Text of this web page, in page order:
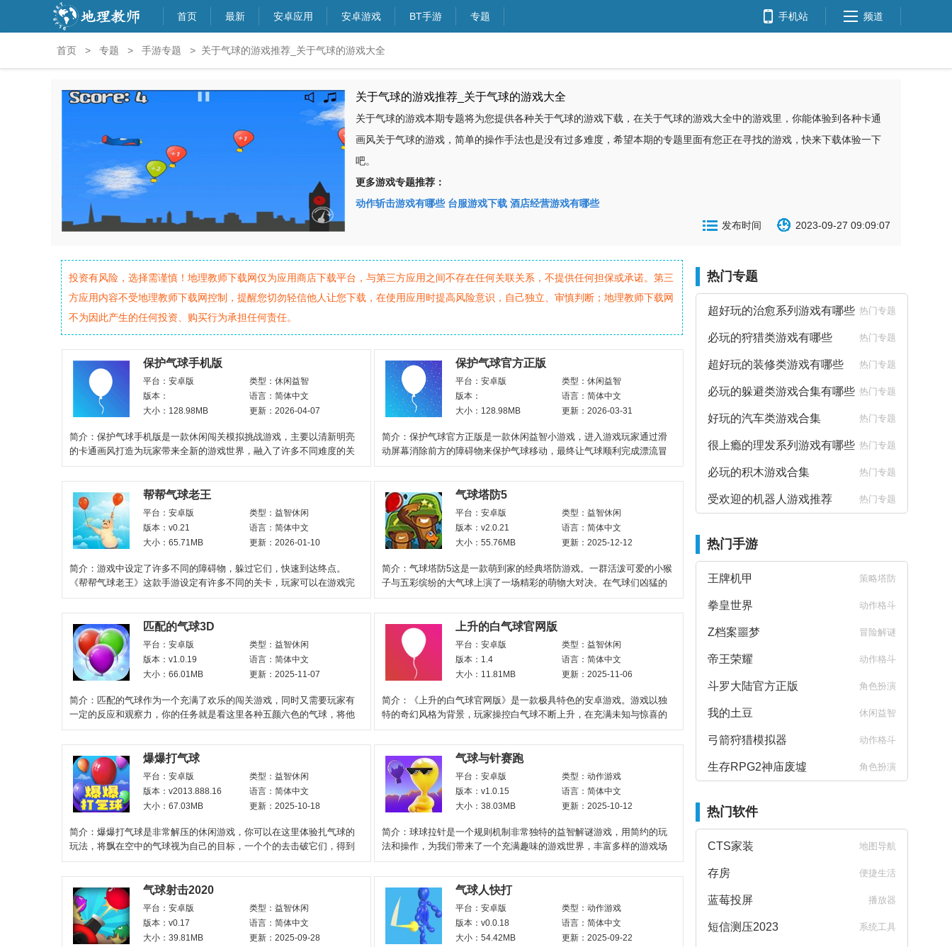
首页 最新 安卓应用 安卓游戏 BT手游 专题 手机站 频道
首页 > 专题 > 手游专题 > 关于气球的游戏推荐_关于气球的游戏大全
关于气球的游戏推荐_关于气球的游戏大全
关于气球的游戏本期专题将为您提供各种关于气球的游戏下载，在关于气球的游戏大全中的游戏里，你能体验到各种卡通
画风关于气球的游戏，简单的操作手法也是没有过多难度，希望本期的专题里面有您正在寻找的游戏，快来下载体验一下
吧。
更多游戏专题推荐：
动作斩击游戏有哪些 台服游戏下载 酒店经营游戏有哪些
2023-09-27 09:09:07
发布时间
投资有风险，选择需谨慎！地理教师下载网仅为应用商店下载平台，与第三方应用之间不存在任何关联关系，不提供任何担保或承诺。第三
方应用内容不受地理教师下载网控制，提醒您切勿轻信他人让您下载，在使用应用时提高风险意识，自己独立、审慎判断；地理教师下载网
不为因此产生的任何投资、购买行为承担任何责任。
保护气球手机版
平台：安卓版
类型：休闲益智
版本：
语言：简体中文
大小：128.98MB
更新：2026-04-07
简介：保护气球手机版是一款休闲闯关模拟挑战游戏，主要以清新明亮
的卡通画风打造为玩家带来全新的游戏世界，融入了许多不同难度的关
卡等待挑战，将操控
保护气球官方正版
平台：安卓版
类型：休闲益智
版本：
语言：简体中文
大小：128.98MB
更新：2026-03-31
简介：保护气球官方正版是一款休闲益智小游戏，进入游戏玩家通过滑
动屏幕消除前方的障碍物来保护气球移动，最终让气球顺利完成漂流冒
险或成功抵达终点
帮帮气球老王
平台：安卓版
类型：益智休闲
版本：v0.21
语言：简体中文
大小：65.71MB
更新：2026-01-10
简介：游戏中设定了许多不同的障碍物，躲过它们，快速到达终点。
《帮帮气球老王》这款手游设定有许多不同的关卡，玩家可以在游戏完
成不同的关卡，每次完成
气球塔防5
平台：安卓版
类型：益智休闲
版本：v2.0.21
语言：简体中文
大小：55.76MB
更新：2025-12-12
简介：气球塔防5这是一款萌到家的经典塔防游戏。一群活泼可爱的小猴
子与五彩缤纷的大气球上演了一场精彩的萌物大对决。在气球们凶猛的
攻势下，小猴
匹配的气球3D
平台：安卓版
类型：益智休闲
版本：v1.0.19
语言：简体中文
大小：66.01MB
更新：2025-11-07
简介：匹配的气球作为一个充满了欢乐的闯关游戏，同时又需要玩家有
一定的反应和观察力，你的任务就是看这里各种五颜六色的气球，将他
们互相之间对应，进行
上升的白气球官网版
平台：安卓版
类型：益智休闲
版本：1.4
语言：简体中文
大小：11.81MB
更新：2025-11-06
简介：《上升的白气球官网版》是一款极具特色的安卓游戏。游戏以独
特的奇幻风格为背景，玩家操控白气球不断上升，在充满未知与惊喜的
天空世界中展开冒
爆爆打气球
平台：安卓版
类型：益智休闲
版本：v2013.888.16
语言：简体中文
大小：67.03MB
更新：2025-10-18
简介：爆爆打气球是非常解压的休闲游戏，你可以在这里体验扎气球的
玩法，将飘在空中的气球视为自己的目标，一个个的去击破它们，得到
更多的分数。游戏的操
气球与针赛跑
平台：安卓版
类型：动作游戏
版本：v1.0.15
语言：简体中文
大小：38.03MB
更新：2025-10-12
简介：球球拉针是一个规则机制非常独特的益智解谜游戏，用简约的玩
法和操作，为我们带来了一个充满趣味的游戏世界，丰富多样的游戏场
景，不同难度的关卡，给
气球射击2020
平台：安卓版
类型：益智休闲
版本：v0.17
语言：简体中文
大小：39.81MB
更新：2025-09-28
气球人快打
平台：安卓版
类型：动作游戏
版本：v0.0.18
语言：简体中文
大小：54.42MB
更新：2025-09-22
热门专题
超好玩的治愈系列游戏有哪些 热门专题
必玩的狩猎类游戏有哪些 热门专题
超好玩的装修类游戏有哪些 热门专题
必玩的躲避类游戏合集有哪些 热门专题
好玩的汽车类游戏合集 热门专题
很上瘾的理发系列游戏有哪些 热门专题
必玩的积木游戏合集 热门专题
受欢迎的机器人游戏推荐 热门专题
热门手游
王牌机甲 策略塔防
拳皇世界 动作格斗
Z档案噩梦 冒险解谜
帝王荣耀 动作格斗
斗罗大陆官方正版 角色扮演
我的土豆 休闲益智
弓箭狩猎模拟器 动作格斗
生存RPG2神庙废墟 角色扮演
热门软件
CTS家装 地图导航
存房 便捷生活
蓝莓投屏 播放器
短信测压2023 系统工具